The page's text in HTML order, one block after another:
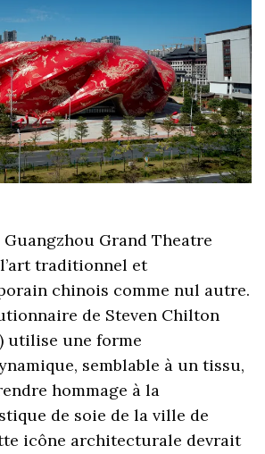
Guangzhou Grand Theatre
traditionnel et
chinois comme nul autre.
de Steven Chilton
utilise une forme
semblable à un tissu,
hommage à la
de soie de la ville de
icône architecturale devrait